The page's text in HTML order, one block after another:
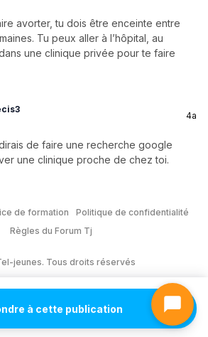
avorter, tu dois être enceinte entre
Tu peux aller à l’hôpital, au
une clinique privée pour te faire
4a
de faire une recherche google
une clinique proche de chez toi.
à cette publication
de formation
Politique de confidentialité
Règles du Forum Tj
jeunes. Tous droits réservés